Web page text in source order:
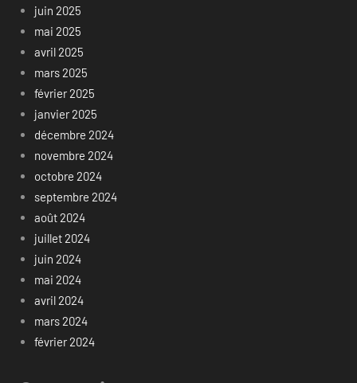
juin 2025
mai 2025
avril 2025
mars 2025
février 2025
janvier 2025
décembre 2024
novembre 2024
octobre 2024
septembre 2024
août 2024
juillet 2024
juin 2024
mai 2024
avril 2024
mars 2024
février 2024